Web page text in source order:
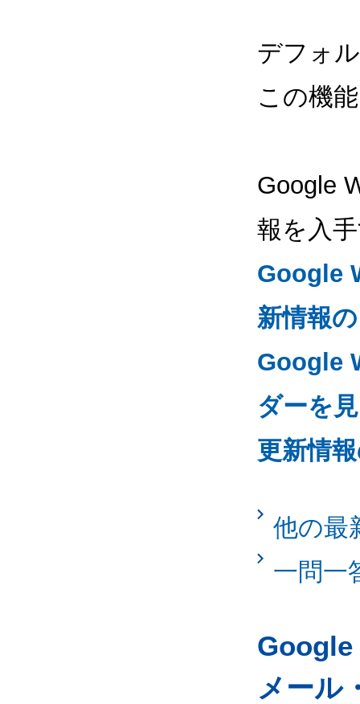
デフォ
この機
Google
報を入
Google
新情報
Google
ダーを
更新情
他の最
一問一
Google
メール